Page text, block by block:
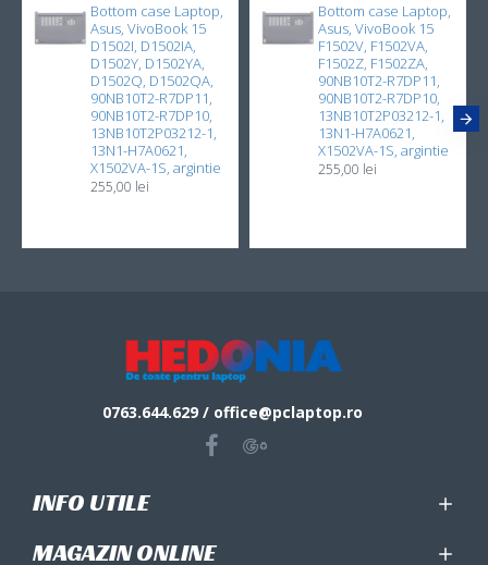
Bottom case Laptop,
Asus, VivoBook 15
D1502I, D1502IA,
D1502Y, D1502YA,
D1502Q, D1502QA,
90NB10T2-R7DP11,
90NB10T2-R7DP10,
13NB10T2P03212-1,
13N1-H7A0621,
X1502VA-1S, argintie
255,00 lei
Bottom case Laptop,
Asus, VivoBook 15
F1502V, F1502VA,
F1502Z, F1502ZA,
90NB10T2-R7DP11,
90NB10T2-R7DP10,
13NB10T2P03212-1,
13N1-H7A0621,
X1502VA-1S, argintie
255,00 lei
0763.644.629 / office@pclaptop.ro
INFO UTILE
MAGAZIN ONLINE